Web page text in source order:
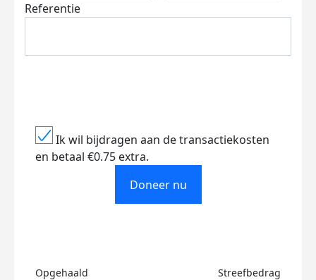
Referentie
Ik wil bijdragen aan de transactiekosten
en betaal €0.75 extra.
Doneer nu
Opgehaald Streefbedrag